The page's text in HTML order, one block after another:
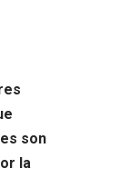
son
la